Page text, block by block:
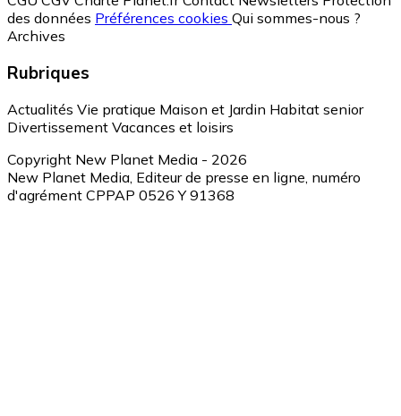
des données Préférences cookies Qui sommes-nous ?
Archives
Rubriques
Actualités Vie pratique Maison et Jardin Habitat senior
Divertissement Vacances et loisirs
Copyright New Planet Media - 2026
New Planet Media, Editeur de presse en ligne, numéro
d'agrément CPPAP 0526 Y 91368